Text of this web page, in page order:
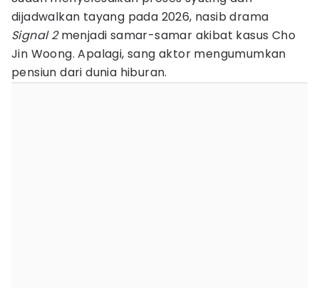
dijadwalkan tayang pada 2026, nasib drama
Signal 2menjadi samar-samar akibat kasus Cho
Jin Woong. Apalagi, sang aktor mengumumkan
pensiun dari dunia hiburan.